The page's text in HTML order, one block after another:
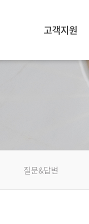
고객지원
질문&답변